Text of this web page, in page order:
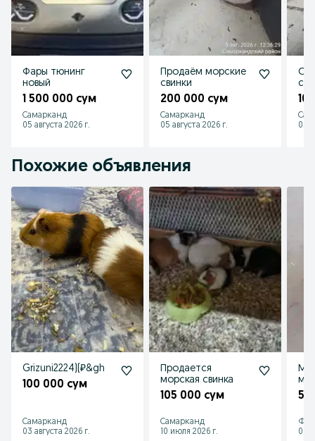
Фары тюнинг
новый
1 500 000 сум
Самарканд
05 августа 2026 г.
Продаём морские
свинки
200 000 сум
Самарканд
05 августа 2026 г.
05
Похожие объявления
Grizuni2224)(₽&gh
100 000 сум
Самарканд
03 августа 2026 г.
Продается
морская свинка
105 000 сум
Самарканд
10 июля 2026 г.
50
06